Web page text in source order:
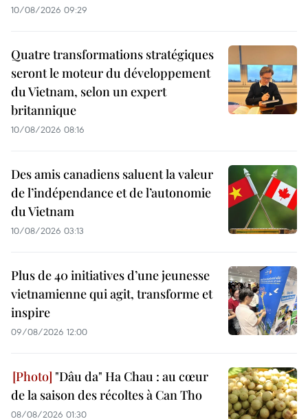
10/08/2026 09:29
Quatre transformations stratégiques
seront le moteur du développement
du Vietnam, selon un expert
britannique
10/08/2026 08:16
Des amis canadiens saluent la valeur
de l’indépendance et de l’autonomie
du Vietnam
10/08/2026 03:13
Plus de 40 initiatives d’une jeunesse
vietnamienne qui agit, transforme et
inspire
09/08/2026 12:00
"Dâu da" Ha Chau : au cœur
de la saison des récoltes à Can Tho
08/08/2026 01:30